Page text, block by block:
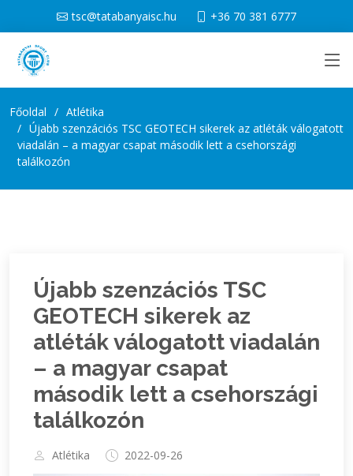
tsc@tatabanyaisc.hu +36 70 381 6777
Főoldal
Atlétika
Újabb szenzációs TSC GEOTECH sikerek az atléták válogatott
viadalán – a magyar csapat második lett a csehországi
találkozón
Újabb szenzációs TSC
GEOTECH sikerek az
atléták válogatott viadalán
– a magyar csapat
második lett a csehországi
találkozón
Atlétika 2022-09-26